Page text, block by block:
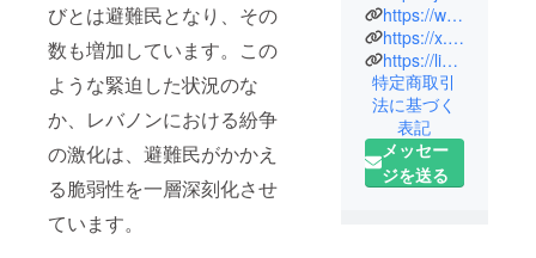
びとは避難民となり、その
数も増加しています。この
ような緊迫した状況のな
か、レバノンにおける紛争
の激化は、避難民がかかえ
る脆弱性を一層深刻化させ
ています。
NPO法人国
連WFP協会
が窓口で
す。国連
WFP協会へ
のご寄付は
税制上の優
遇措置が受
https://www.jawfp2.org/lp/emergency/?country=myanmar2025
https://x.com/jawfp_official
https://lin.ee/kQsxNFP
特定商取引
法に基づく
表記
メッセー
ジを送る